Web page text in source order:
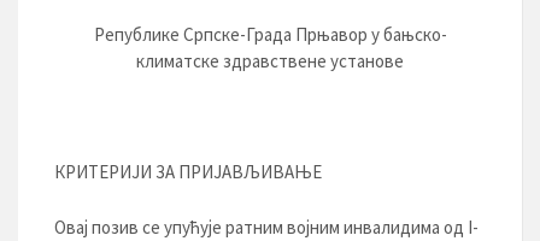
Републике Српске-Града Прњавор у бањско-
климатске здравствене установе
КРИТЕРИЈИ ЗА ПРИЈАВЉИВАЊЕ
Овај позив се упућује ратним војним инвалидима од I-